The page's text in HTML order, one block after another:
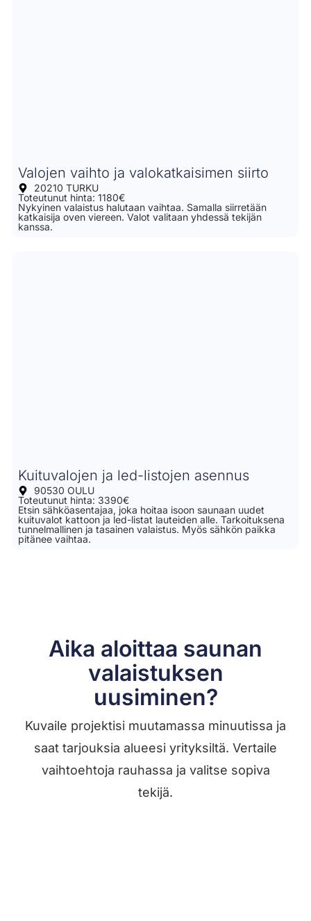
Valojen vaihto ja valokatkaisimen siirto
20210 TURKU
Toteutunut hinta: 1180€
Nykyinen valaistus halutaan vaihtaa. Samalla siirretään
katkaisija oven viereen. Valot valitaan yhdessä tekijän
kanssa.
Kuituvalojen ja led-listojen asennus
90530 OULU
Toteutunut hinta: 3390€
Etsin sähköasentajaa, joka hoitaa isoon saunaan uudet
kuituvalot kattoon ja led-listat lauteiden alle. Tarkoituksena
tunnelmallinen ja tasainen valaistus. Myös sähkön paikka
pitänee vaihtaa.
Aika aloittaa saunan
valaistuksen
uusiminen?
Kuvaile projektisi muutamassa minuutissa ja
saat tarjouksia alueesi yrityksiltä. Vertaile
vaihtoehtoja rauhassa ja valitse sopiva
tekijä.